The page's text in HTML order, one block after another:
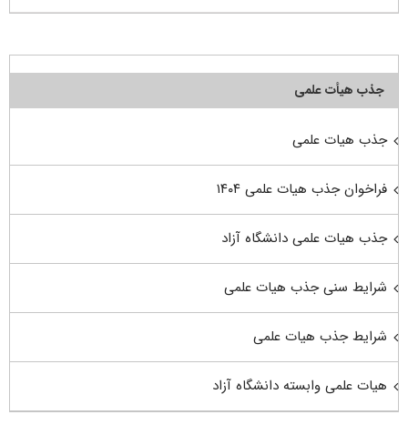
جذب هیأت علمی
جذب هیات علمی
فراخوان جذب هیات علمی ۱۴۰۴
جذب هیات علمی دانشگاه آزاد
شرایط سنی جذب هیات علمی
شرایط جذب هیات علمی
هیات علمی وابسته دانشگاه آزاد